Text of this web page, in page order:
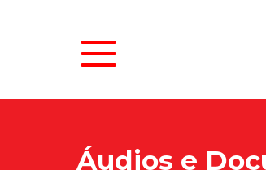
Áudios e